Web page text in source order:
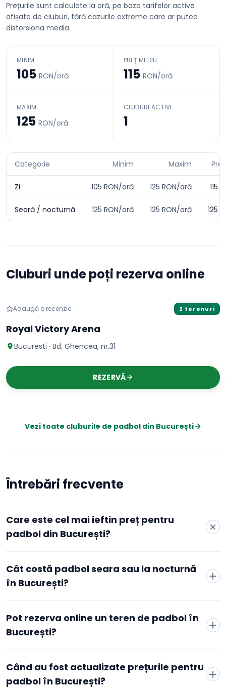
Prețurile sunt calculate la oră, pe baza tarifelor active
afișate de cluburi, fără cazurile extreme care ar putea
distorsiona media.
MINIM
105 RON/oră
PREȚ MEDIU
115 RON/oră
MAXIM
125 RON/oră
CLUBURI ACTIVE
1
Categorie Minim Maxim
Zi 105 RON/oră 125 RON/oră 115
Seară / nocturnă 125 RON/oră 125 RON/oră 125
Cluburi unde poți rezerva online
Padbol
Adaugă o recenzie 2 terenuri
Royal Victory Arena
Bucuresti · Bd. Ghencea, nr.31
REZERVĂ
Vezi toate cluburile de padboldin București
Întrebări frecvente
Care este cel mai ieftin preț pentru
padbol din București?
pornesc de la 105 RON/oră, la Royal Victory Arena, conform
datelor agregate de Booksport din cluburile active din oraș.
Prețul minim depinde de club, de zonă și de intervalul orar
săptămânii sunt mai accesibile decât cele de seară sau de
weekend. Pentru tarifele exacte și disponibilitatea în timp
real, poți compara direct cluburile listate pe această pagină.
Cât costă padbol seara sau la nocturnă
în București?
Pot rezerva online un teren de padbol în
București?
Când au fost actualizate prețurile pentru
padbol în București?